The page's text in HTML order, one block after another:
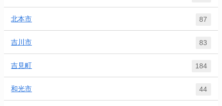
北本市 87
吉川市 83
吉見町 184
和光市 44